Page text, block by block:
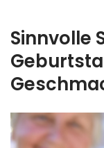
Sinnvolle